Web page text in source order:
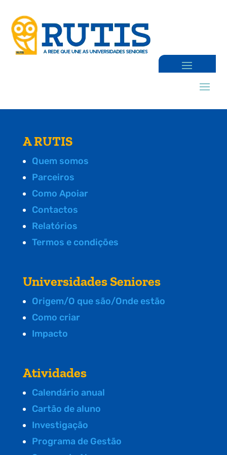
A RUTIS
Quem somos
Parceiros
Como Apoiar
Contactos
Relatórios
Termos e condições
Universidades Seniores
Origem/O que são/Onde estão
Como criar
Impacto
Atividades
Calendário anual
Cartão de aluno
Investigação
Programa de Gestão